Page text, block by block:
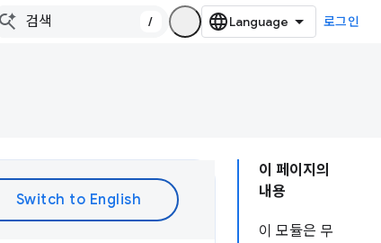
/ 로그인
이 페이지의
내용
이 모듈은 무